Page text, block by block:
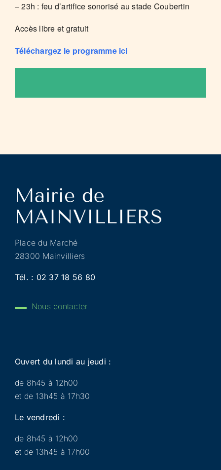
– 23h : feu d’artifice sonorisé au stade Coubertin
Accès libre et gratuit
Téléchargez le programme ici
Place du Marché
28300 Mainvilliers
Tél. : 02 37 18 56 80
Nous contacter
Ouvert du lundi au jeudi :
de 8h45 à 12h00
et de 13h45 à 17h30
Le vendredi :
de 8h45 à 12h00
et de 13h45 à 17h00